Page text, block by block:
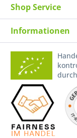
Shop Service
Informationen